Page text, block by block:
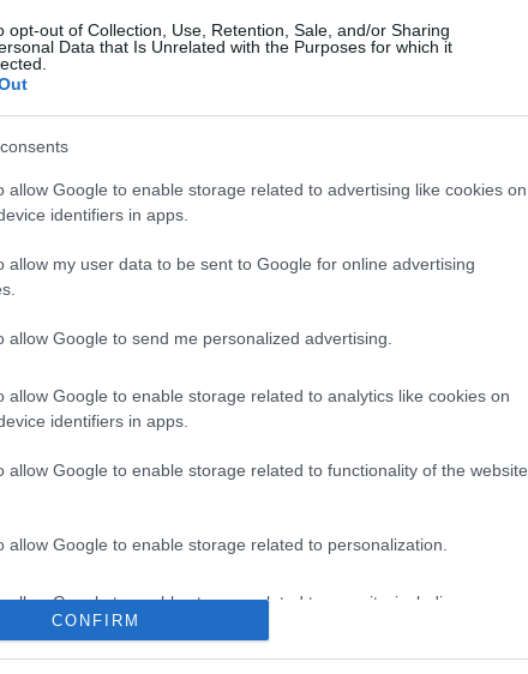
opt-out of Collection, Use, Retention, Sale, and/or Sharing
Data that Is Unrelated with the Purposes for which it
allow Google to enable storage related to advertising like cookies on
identifiers in apps.
allow my user data to be sent to Google for online advertising
allow Google to send me personalized advertising.
allow Google to enable storage related to analytics like cookies on
identifiers in apps.
allow Google to enable storage related to functionality of the website
allow Google to enable storage related to personalization.
allow Google to enable storage related to security, including
functionality and fraud prevention, and other user protection.
CONFIRM
rendészetet. A közvélemény-kutatás
többsége támogatja javaslatot.
legyen a Google-találatokban!
VÁLASZTÁS # ÖNKORMÁNYZATI VÁLASZTÁS 2024